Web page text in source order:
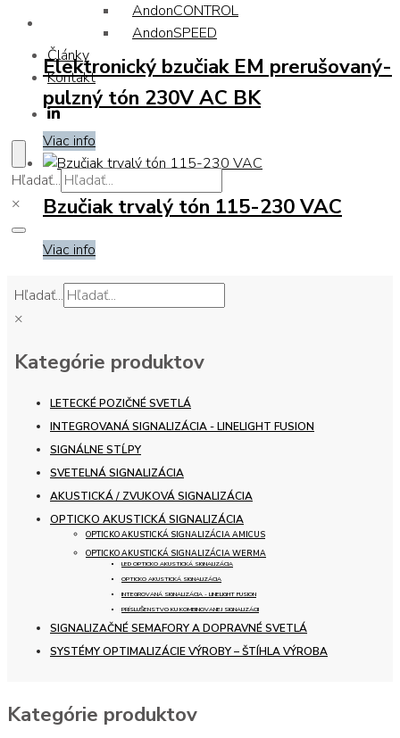
AndonCONTROL
AndonSPEED
Články
Kontakt
Hľadať...
×
Elektronický bzučiak EM prerušovaný-
pulzný tón 230V AC BK
Viac info
Bzučiak trvalý tón 115-230 VAC
Viac info
Hľadať...
×
Kategórie produktov
LETECKÉ POZIČNÉ SVETLÁ
INTEGROVANÁ SIGNALIZÁCIA - LINELIGHT FUSION
SIGNÁLNE STĹPY
SVETELNÁ SIGNALIZÁCIA
AKUSTICKÁ / ZVUKOVÁ SIGNALIZÁCIA
OPTICKO AKUSTICKÁ SIGNALIZÁCIA
OPTICKO AKUSTICKÁ SIGNALIZÁCIA AMICUS
OPTICKO AKUSTICKÁ SIGNALIZÁCIA WERMA
LED OPTICKO AKUSTICKÁ SIGNALIZÁCIA
OPTICKO AKUSTICKÁ SIGNALIZÁCIA
INTEGROVANÁ SIGNALIZÁCIA - LINELIGHT FUSION
PRÍSLUŠENSTVO KU KOMBINOVANEJ SIGNALIZÁCII
SIGNALIZAČNÉ SEMAFORY A DOPRAVNÉ SVETLÁ
SYSTÉMY OPTIMALIZÁCIE VÝROBY – ŠTÍHLA VÝROBA
Kategórie produktov